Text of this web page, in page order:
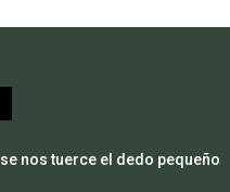
nos tuerce el dedo pequeño